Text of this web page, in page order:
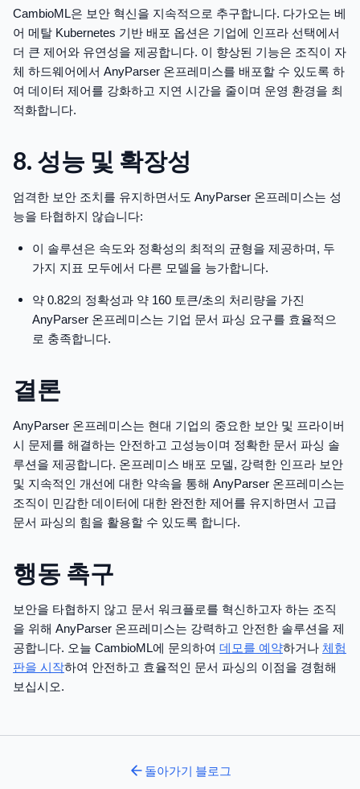
CambioML은 보안 혁신을 지속적으로 추구합니다. 다가오는 베
어 메탈 Kubernetes 기반 배포 옵션은 기업에 인프라 선택에서
더 큰 제어와 유연성을 제공합니다. 이 향상된 기능은 조직이 자
체 하드웨어에서 AnyParser 온프레미스를 배포할 수 있도록 하
여 데이터 제어를 강화하고 지연 시간을 줄이며 운영 환경을 최
적화합니다.
8. 성능 및 확장성
엄격한 보안 조치를 유지하면서도 AnyParser 온프레미스는 성
능을 타협하지 않습니다:
이 솔루션은 속도와 정확성의 최적의 균형을 제공하며, 두
가지 지표 모두에서 다른 모델을 능가합니다.
약 0.82의 정확성과 약 160 토큰/초의 처리량을 가진
AnyParser 온프레미스는 기업 문서 파싱 요구를 효율적으
로 충족합니다.
결론
AnyParser 온프레미스는 현대 기업의 중요한 보안 및 프라이버
시 문제를 해결하는 안전하고 고성능이며 정확한 문서 파싱 솔
루션을 제공합니다. 온프레미스 배포 모델, 강력한 인프라 보안
및 지속적인 개선에 대한 약속을 통해 AnyParser 온프레미스는
조직이 민감한 데이터에 대한 완전한 제어를 유지하면서 고급
문서 파싱의 힘을 활용할 수 있도록 합니다.
행동 촉구
보안을 타협하지 않고 문서 워크플로를 혁신하고자 하는 조직
을 위해 AnyParser 온프레미스는 강력하고 안전한 솔루션을 제
공합니다. 오늘 CambioML에 문의하여 데모를 예약하거나 체험
판을 시작하여 안전하고 효율적인 문서 파싱의 이점을 경험해
보십시오.
돌아가기 블로그